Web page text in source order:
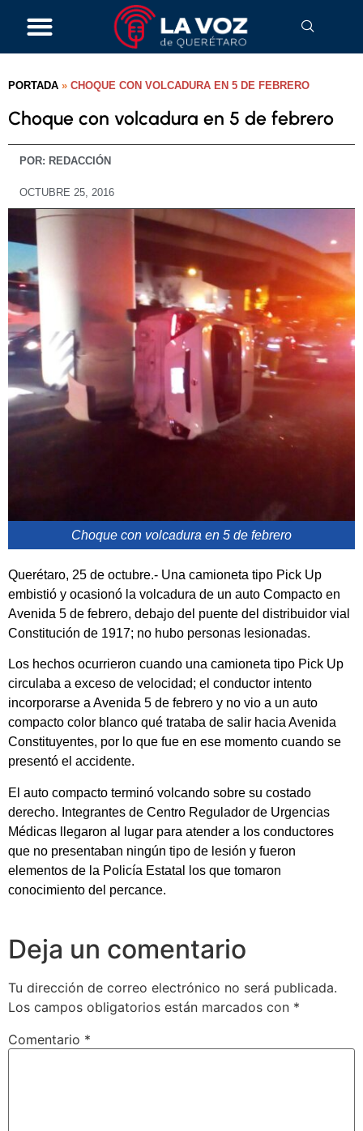
PORTADA » CHOQUE CON VOLCADURA EN 5 DE FEBRERO
Choque con volcadura en 5 de febrero
POR: REDACCIÓN
OCTUBRE 25, 2016
Choque con volcadura en 5 de febrero
Querétaro, 25 de octubre.- Una camioneta tipo Pick Up
embistió y ocasionó la volcadura de un auto Compacto en
Avenida 5 de febrero, debajo del puente del distribuidor vial
Constitución de 1917; no hubo personas lesionadas.
Los hechos ocurrieron cuando una camioneta tipo Pick Up
circulaba a exceso de velocidad; el conductor intento
incorporarse a Avenida 5 de febrero y no vio a un auto
compacto color blanco qué trataba de salir hacia Avenida
Constituyentes, por lo que fue en ese momento cuando se
presentó el accidente.
El auto compacto terminó volcando sobre su costado
derecho. Integrantes de Centro Regulador de Urgencias
Médicas llegaron al lugar para atender a los conductores
que no presentaban ningún tipo de lesión y fueron
elementos de la Policía Estatal los que tomaron
conocimiento del percance.
Deja un comentario
Tu dirección de correo electrónico no será publicada.
Los campos obligatorios están marcados con *
Comentario *